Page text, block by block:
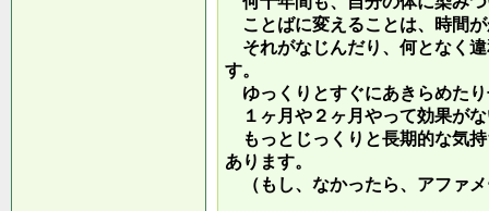
ことばに変えることは、時間
それがなじんだり、何となく
す。
ゆっくりとすぐにあきらめた
１ヶ月や２ヶ月やって効果が
もっとじっくりと長期的な気
あります。
（もし、なかったら、アファ